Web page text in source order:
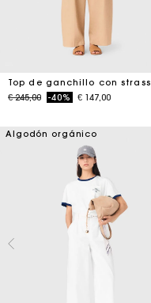
Top de ganchillo con strass
Price reduced from
€ 245,00to-40% € 147,00
Algodón orgánico